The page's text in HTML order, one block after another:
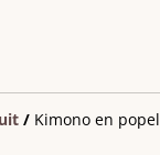
/ Kimono en